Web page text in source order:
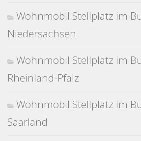
Wohnmobil Stellplatz im
Niedersachsen
Wohnmobil Stellplatz im
Rheinland-Pfalz
Wohnmobil Stellplatz im
Saarland